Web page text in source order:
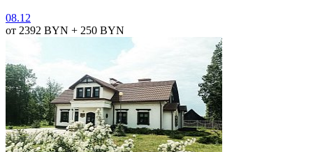
08.12
от 2392 BYN + 250 BYN